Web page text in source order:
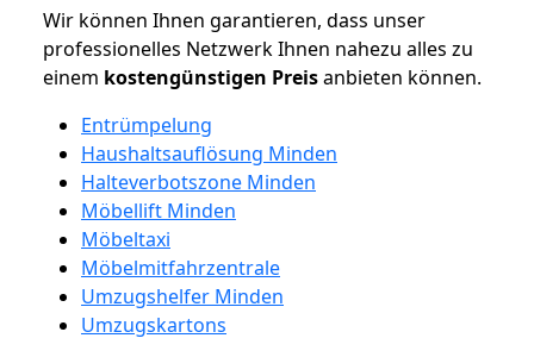
Wir können Ihnen garantieren, dass unser
professionelles Netzwerk Ihnen nahezu alles zu
einem kostengünstigen Preisanbieten können.
Entrümpelung
Haushaltsauflösung Minden
Halteverbotszone Minden
Möbellift Minden
Möbeltaxi
Möbelmitfahrzentrale
Umzugshelfer Minden
Umzugskartons